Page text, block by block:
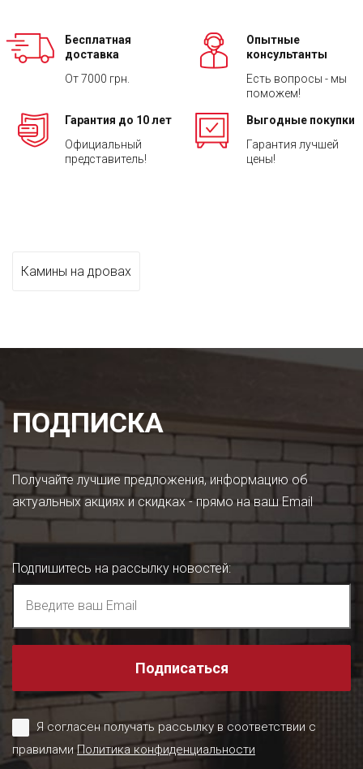
Бесплатная
доставка
От 7000 грн.
Опытные
консультанты
Есть вопросы - мы
поможем!
Гарантия до 10 лет
Официальный
представитель!
Выгодные покупки
Гарантия лучшей
цены!
Камины на дровах
ПОДПИСКА
Получайте лучшие предложения, информацию об
актуальных акциях и скидках - прямо на ваш Email
Подпишитесь на рассылку новостей:
Подписаться
Я согласен получать рассылку в соответствии с
правиламиПолитика конфиденциальности